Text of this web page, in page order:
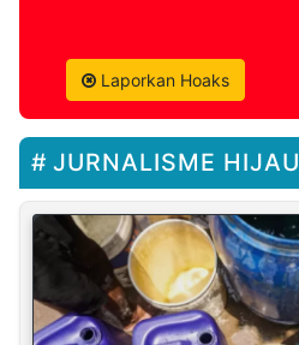
Laporkan Hoaks
JURNALISME HIJAU